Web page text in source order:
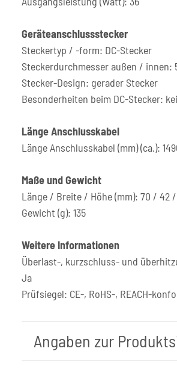
Geräteanschlussstecker
Steckertyp / -form: DC-Stecker
Steckerdurchmesser außen / innen:
Stecker-Design: gerader Stecker
Besonderheiten beim DC-Stecker:
Länge Anschlusskabel
Länge Anschlusskabel (mm) (ca.):
Maße und Gewicht
Länge / Breite / Höhe (mm): 70 / 42
Gewicht (g): 135
Weitere Informationen
Überlast-, kurzschluss- und
Ja
Prüfsiegel: CE-, RoHS-, REACH-
Angaben zur